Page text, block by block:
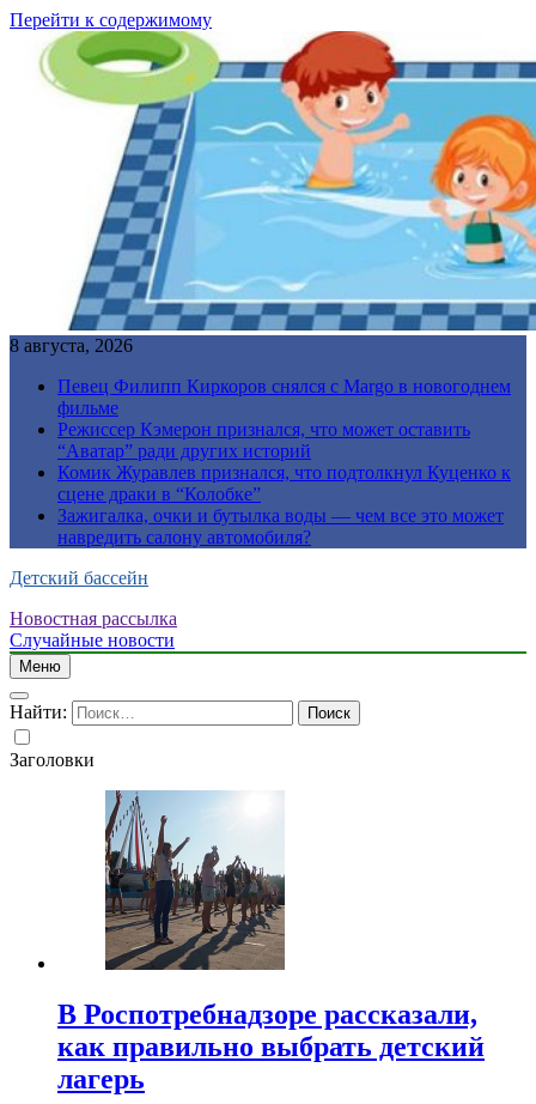
Перейти к содержимому
8 августа, 2026
Певец Филипп Киркоров снялся с Margo в новогоднем
фильме
Режиссер Кэмерон признался, что может оставить
“Аватар” ради других историй
Комик Журавлев признался, что подтолкнул Куценко к
сцене драки в “Колобке”
Зажигалка, очки и бутылка воды — чем все это может
навредить салону автомобиля?
Детский бассейн
Новостная рассылка
Случайные новости
Меню
Найти:
Заголовки
В Роспотребнадзоре рассказали,
как правильно выбрать детский
лагерь